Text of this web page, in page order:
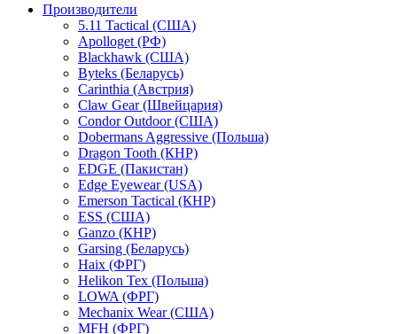
Производители
5.11 Tactical (США)
Apolloget (РФ)
Blackhawk (США)
Byteks (Беларусь)
Carinthia (Австрия)
Claw Gear (Швейцария)
Condor Outdoor (США)
Dobermans Aggressive (Польша)
Dragon Tooth (КНР)
EDGE (Пакистан)
Edge Eyewear (USA)
Emerson Tactical (КНР)
ESS (США)
Ganzo (КНР)
Garsing (Беларусь)
Haix (ФРГ)
Helikon Tex (Польша)
LOWA (ФРГ)
Mechanix Wear (США)
MFH (ФРГ)